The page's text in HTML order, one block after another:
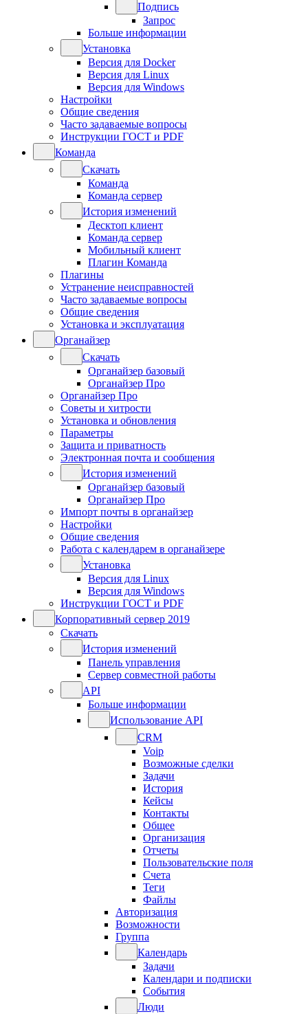
Подпись
Запрос
Больше информации
Установка
Версия для Docker
Версия для Linux
Версия для Windows
Настройки
Общие сведения
Часто задаваемые вопросы
Инструкции ГОСТ и PDF
Команда
Скачать
Команда
Команда сервер
История изменений
Десктоп клиент
Команда сервер
Мобильный клиент
Плагин Команда
Плагины
Устранение неисправностей
Часто задаваемые вопросы
Общие сведения
Установка и эксплуатация
Органайзер
Скачать
Органайзер базовый
Органайзер Про
Органайзер Про
Советы и хитрости
Установка и обновления
Параметры
Защита и приватность
Электронная почта и сообщения
История изменений
Органайзер базовый
Органайзер Про
Импорт почты в органайзер
Настройки
Общие сведения
Работа с календарем в органайзере
Установка
Версия для Linux
Версия для Windows
Инструкции ГОСТ и PDF
Корпоративный сервер 2019
Скачать
История изменений
Панель управления
Сервер совместной работы
API
Больше информации
Использование API
CRM
Voip
Возможные сделки
Задачи
История
Кейсы
Контакты
Общее
Организация
Отчеты
Пользовательские поля
Счета
Теги
Файлы
Авторизация
Возможности
Группа
Календарь
Задачи
Календари и подписки
События
Люди